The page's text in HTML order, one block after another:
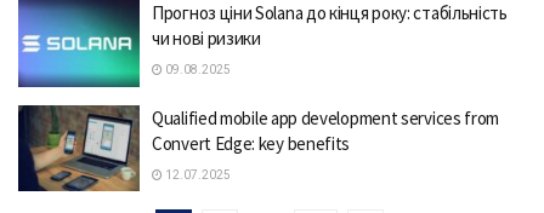
Прогноз ціни Solana до кінця року: стабільність
чи нові ризики
09.08.2025
Qualified mobile app development services from
Convert Edge: key benefits
12.07.2025